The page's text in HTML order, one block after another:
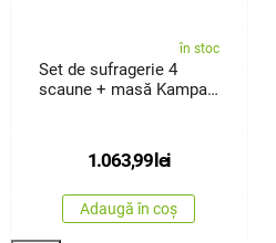
în stoc
Set de sufragerie 4
scaune + masă Kampali,
1.063,99 lei
Adaugă în coș